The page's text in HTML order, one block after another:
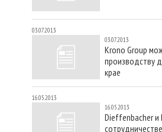
03.07.2013
03.07.2013
Krono Group
производству
крае
16.05.2013
16.05.2013
Dieffenbacher
сотрудничестве